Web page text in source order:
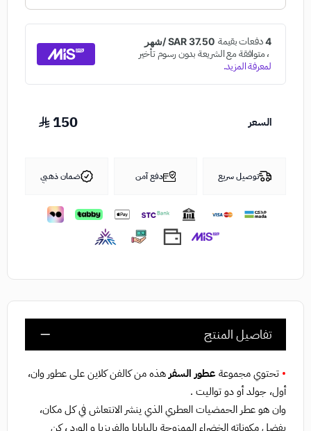
السعر 150
توصيل سريع دفع آمن ضمان ذهبي
تفاصيل المنتج
• تحتوي مجموعة عطور السفر هذه من كالفن كلاين على عطور وان،
أول، جولد أو دو تواليت .
وان هو عطر الحمضيات العطري الذي ينشر الانتعاش في كل مكان،
بفضل مكوناته الخضراء الممزوجة بالبابايا والفريزيا و الورد ، كن